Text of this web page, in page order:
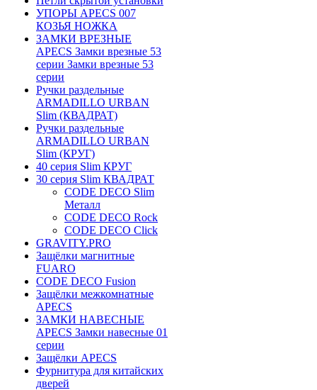
УПОРЫ APECS 007
КОЗЬЯ НОЖКА
ЗАМКИ ВРЕЗНЫЕ
APECS Замки врезные 53
серии Замки врезные 53
серии
Ручки раздельные
ARMADILLO URBAN
Slim (КВАДРАТ)
Ручки раздельные
ARMADILLO URBAN
Slim (КРУГ)
40 серия Slim КРУГ
30 серия Slim КВАДРАТ
CODE DECO Slim
Металл
CODE DECO Rock
CODE DECO Click
GRAVITY.PRO
Защёлки магнитные
FUARO
CODE DECO Fusion
Защёлки межкомнатные
APECS
ЗАМКИ НАВЕСНЫЕ
APECS Замки навесные 01
серии
Защёлки APECS
Фурнитура для китайских
дверей